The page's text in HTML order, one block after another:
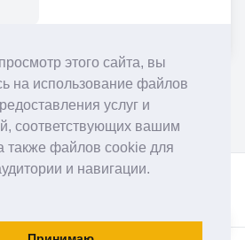
этого сайта, вы
на использование файлов
услуг и
соответствующих вашим
также файлов cookie для
и навигации.
À propos de notre Radio Dance